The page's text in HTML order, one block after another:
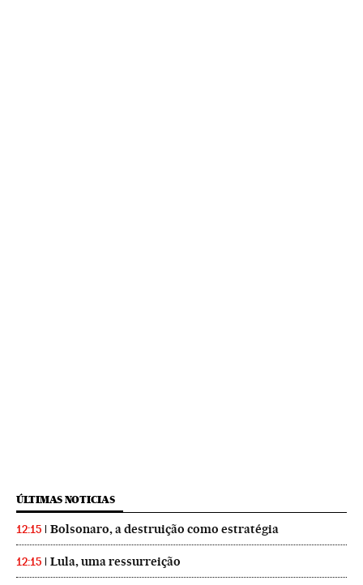
ÚLTIMAS NOTICIAS
12:15 Bolsonaro, a destruição como estratégia
12:15 Lula, uma ressurreição